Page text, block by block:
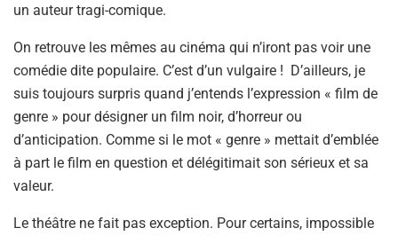
un auteur tragi-comique.
On retrouve les mêmes au cinéma qui n’iront pas voir une
comédie dite populaire. C’est d’un vulgaire ! D’ailleurs, je
suis toujours surpris quand j’entends l’expression « film de
genre » pour désigner un film noir, d’horreur ou
d’anticipation. Comme si le mot « genre » mettait d’emblée
à part le film en question et délégitimait son sérieux et sa
valeur.
Le théâtre ne fait pas exception. Pour certains, impossible